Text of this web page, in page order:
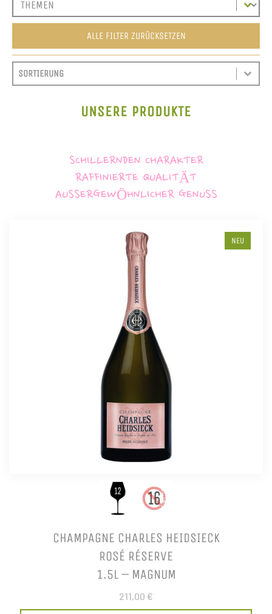
ALLE FILTER ZURÜCKSETZEN
SORTIEREN
SORT CONTENT
SORT CONTENT
UNSERE PRODUKTE
SCHILLERNDEN CHARAKTER
RAFFINIERTE QUALITÄT
AUSSERGEWÖHNLICHER GENUSS
NEU
CHAMPAGNE CHARLES HEIDSIECK
ROSÉ RÉSERVE
1.5L – MAGNUM
211,00 €